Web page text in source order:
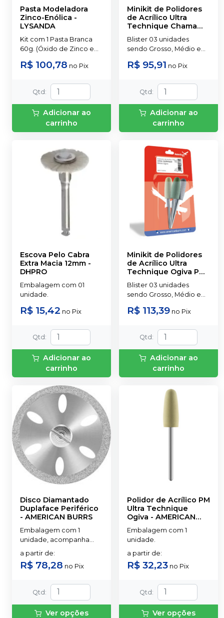
Pasta Modeladora
Zinco-Enólica -
LYSANDA
Kit com 1 Pasta Branca
60g. (Óxido de Zinco e
Óleo Vegetal) + 1 Pasta
Vermelha 60g. (Eugenol
R$ 100,78 no Pix
Qtd :
Adicionar ao
carrinho
Minikit de Polidores
de Acrílico Ultra
Technique Chama
PM
AMERICAN
BURRS
Blister 03 unidades
sendo Grosso, Médio e
Fino
R$ 95,91 no Pix
Qtd :
Adicionar ao
carrinho
Escova Pelo Cabra
Extra Macia 12mm -
DHPRO
Embalagem com 01
unidade.
R$ 15,42 no Pix
Qtd :
Adicionar ao
carrinho
Minikit de Polidores
de Acrílico Ultra
Technique Ogiva PM
AMERICAN BURRS
Blister 03 unidades
sendo Grosso, Médio e
R$ 113,39 no Pix
Qtd :
Adicionar ao
carrinho
Disco Diamantado
Duplaface Periférico
- AMERICAN BURRS
Embalagem com 1
unidade, acompanha
mandril.
a partir de:
R$ 78,28 no Pix
Qtd :
Ver opções
Polidor de Acrílico PM
Ultra Technique
Ogiva - AMERICAN
BURRS
Embalagem com 1
unidade.
a partir de:
R$ 32,23 no Pix
Qtd :
Ver opções